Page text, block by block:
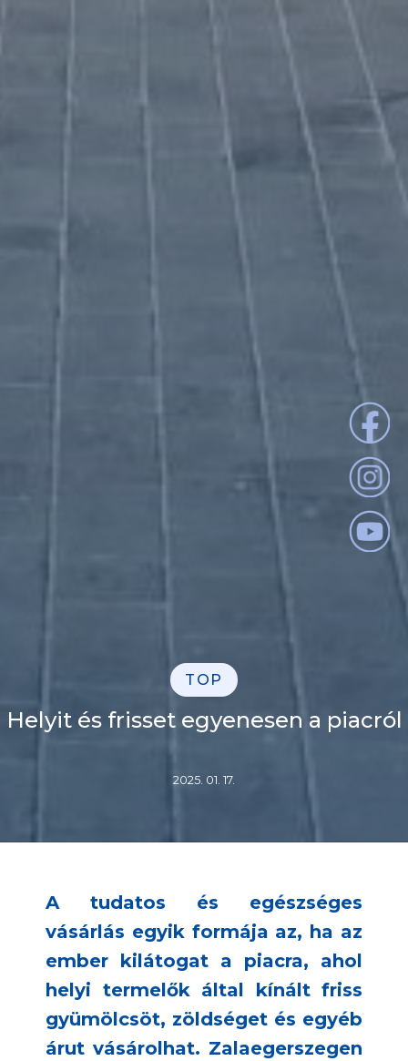
TOP
Helyit és frisset egyenesen a piacról
2025. 01. 17.
A tudatos és egészséges
vásárlás egyik formája az, ha az
ember kilátogat a piacra, ahol
helyi termelők által kínált friss
gyümölcsöt, zöldséget és egyéb
árut vásárolhat. Zalaegerszegen